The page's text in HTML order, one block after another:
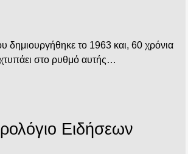
δημιουργήθηκε το 1963 και, 60 χρόνια
χτυπάει στο ρυθμό αυτής…
Ειδήσεων